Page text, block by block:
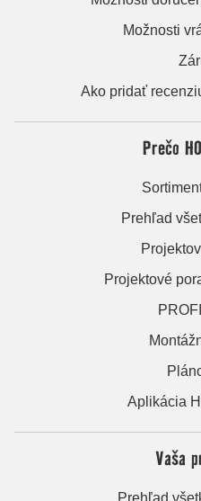
Možnosti
Ako pridať
Prečo
Prehľad
Projektové
Aplikácia
Vaša
Prehľad